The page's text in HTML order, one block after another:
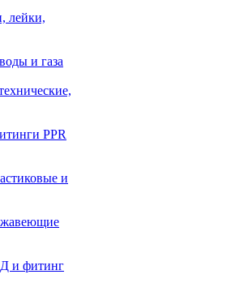
лейки,
и газа
PPR
и
и фитинг